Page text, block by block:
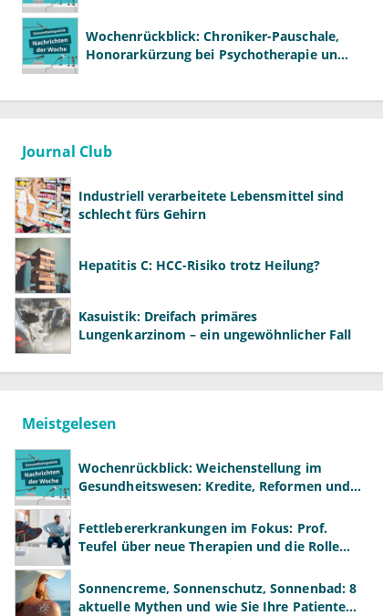
Wochenrückblick: Chroniker-Pauschale,
Honorarkürzung bei Psychotherapie und
Journal Club
Industriell verarbeitete Lebensmittel sind
schlecht fürs Gehirn
Hepatitis C: HCC-Risiko trotz Heilung?
Kasuistik: Dreifach primäres
Lungenkarzinom – ein ungewöhnlicher Fall
Meistgelesen
Wochenrückblick: Weichenstellung im
Gesundheitswesen: Kredite, Reformen und
Fettlebererkrankungen im Fokus: Prof.
Teufel über neue Therapien und die Rolle
Sonnencreme, Sonnenschutz, Sonnenbad: 8
aktuelle Mythen und wie Sie Ihre Patienten